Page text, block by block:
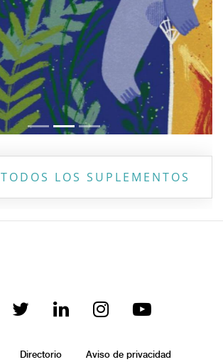
TODOS LOS SUPLEMENTOS
Directorio Aviso de privacidad